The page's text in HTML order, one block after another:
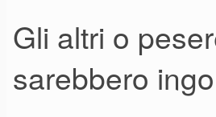
Gli altri o
sarebbero